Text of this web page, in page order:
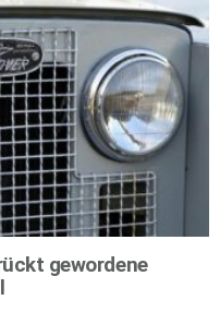
gewordene